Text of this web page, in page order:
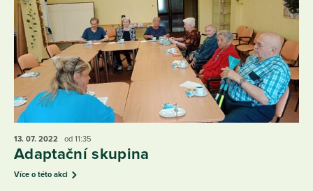
13. 07. 2022 od 11:35
Adaptační skupina
Více o této akci